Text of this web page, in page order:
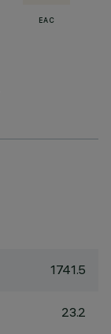
EAC
1741.5
23.2